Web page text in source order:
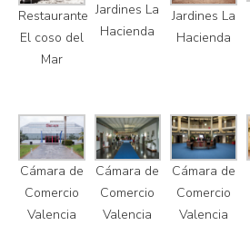
Restaurante
El coso del
Mar
Jardines La
Hacienda
Jardines La
Hacienda
Cámara de
Comercio
Valencia
Cámara de
Comercio
Valencia
Cámara de
Comercio
Valencia